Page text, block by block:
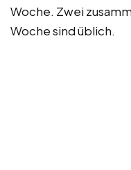
Woche. Zwei
Woche sind üblich.